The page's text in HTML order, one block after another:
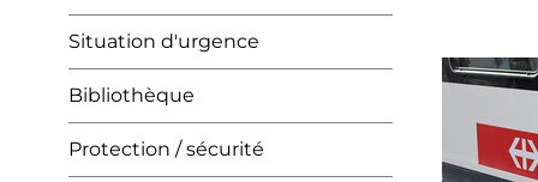
Situation d'urgence
Bibliothèque
Protection / sécurité